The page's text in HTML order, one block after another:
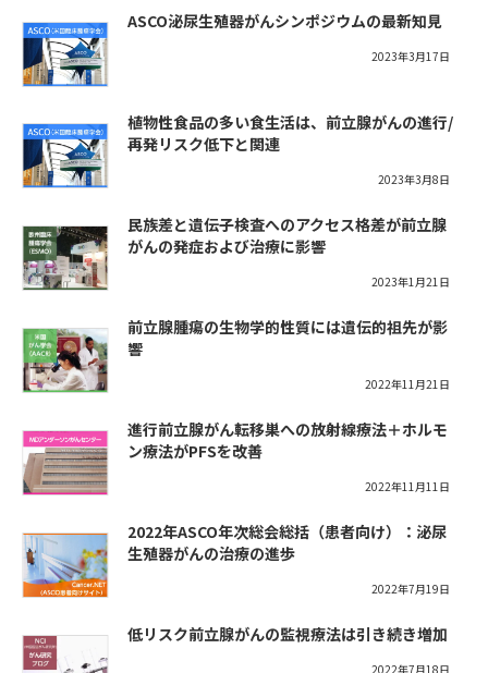
ASCO泌尿生殖器がんシンポジウムの最新知見
2023年3月17日
植物性食品の多い食生活は、前立腺がんの進行/
再発リスク低下と関連
2023年3月8日
民族差と遺伝子検査へのアクセス格差が前立腺
がんの発症および治療に影響
2023年1月21日
前立腺腫瘍の生物学的性質には遺伝的祖先が影
響
2022年11月21日
進行前立腺がん転移巣への放射線療法＋ホルモ
ン療法がPFSを改善
2022年11月11日
2022年ASCO年次総会総括（患者向け）：泌尿
生殖器がんの治療の進歩
2022年7月19日
低リスク前立腺がんの監視療法は引き続き増加
2022年7月18日